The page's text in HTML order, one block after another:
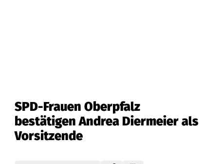
SPD-Frauen Oberpfalz
bestätigen Andrea Diermeier als
Vorsitzende